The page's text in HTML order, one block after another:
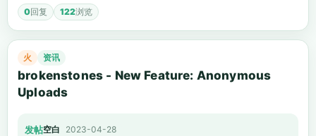
0回复 122浏览
火 资讯
brokenstones - New Feature: Anonymous
Uploads
发帖空白 2023-04-28